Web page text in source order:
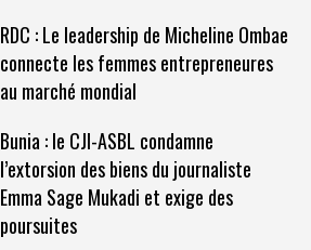
RDC : Le leadership de Micheline Ombae
connecte les femmes entrepreneures
au marché mondial
Bunia : le CJI-ASBL condamne
l’extorsion des biens du journaliste
Emma Sage Mukadi et exige des
poursuites